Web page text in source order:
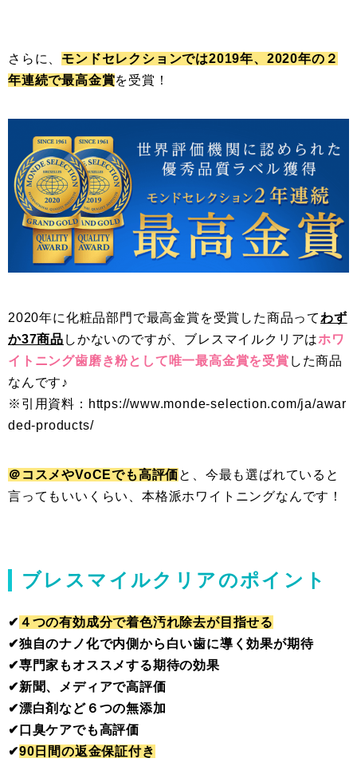
さらに、 モンドセレクションでは2019年、2020年の２
年連続で最高金賞を受賞！
2020年に化粧品部門で最高金賞を受賞した商品ってわず
か37商品 しかないのですが、ブレスマイルクリアはホワ
イトニング歯磨き粉として唯一最高金賞を受賞 した商品
なんです♪
※引用資料：https://www.monde-selection.com/ja/awar
ded-products/
＠コスメやVoCEでも高評価と、今最も選ばれていると
言ってもいいくらい、本格派ホワイトニングなんです！
ブレスマイルクリアのポイント
✔︎ ４つの有効成分で着色汚れ除去が目指せる
✔︎独自のナノ化で内側から白い歯に導く効果が期待
✔︎専門家もオススメする期待の効果
✔︎新聞、メディアで高評価
✔︎漂白剤など６つの無添加
✔︎口臭ケアでも高評価
✔︎90日間の返金保証付き